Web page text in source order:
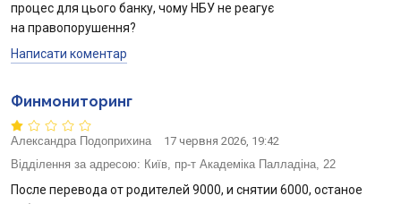
процес для цього банку, чому НБУ не реагує
на правопорушення?
Написати коментар
Финмониторинг
Александра Подоприхина
17 червня 2026, 19:42
Відділення за адресою: Київ, пр-т Академіка Палладіна, 22
После перевода от родителей 9000, и снятии 6000, останое